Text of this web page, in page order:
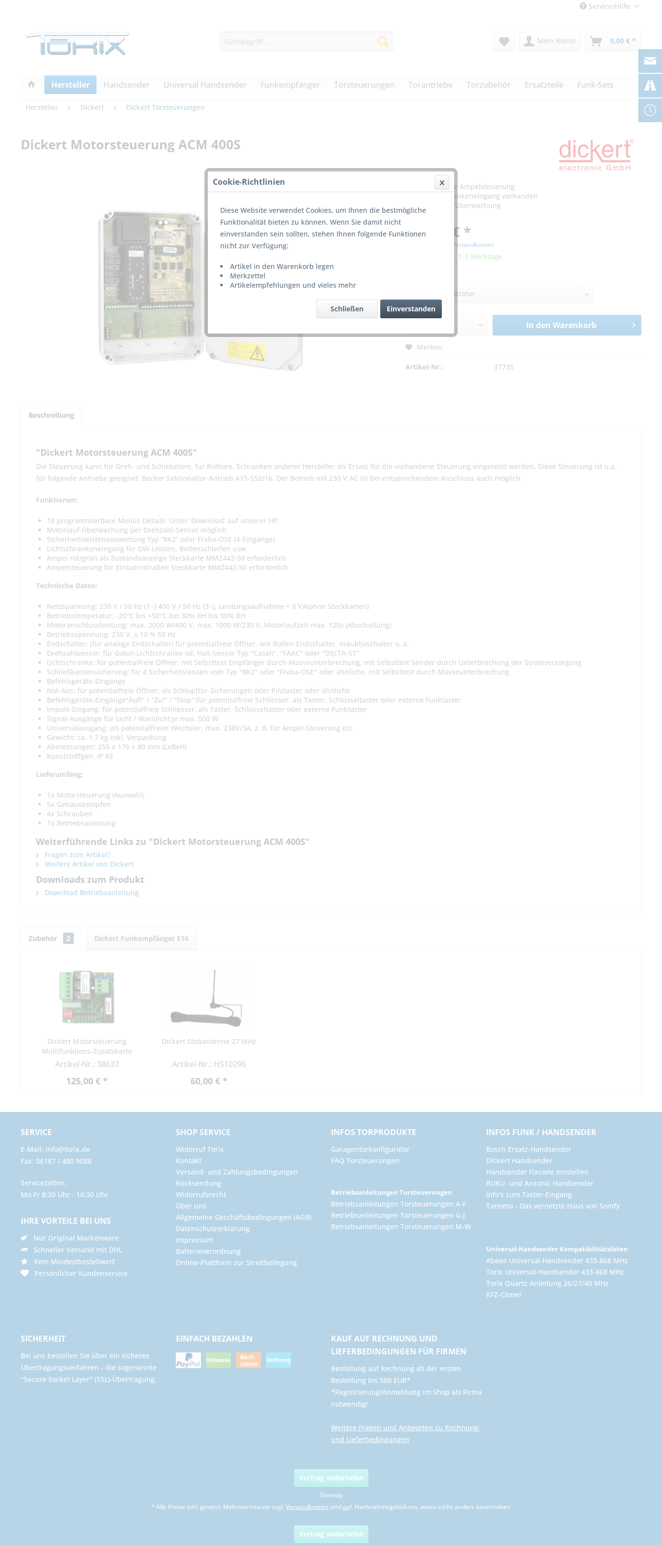
Service/Hilfe
Mein Konto 0,00 € *
Hersteller Handsender Universal Handsender Funkempfänger Torsteuerungen Torantriebe Torzubehör Ersatzteile Funk-Sets
Hersteller Dickert Dickert Torsteuerungen
Dickert Motorsteuerung ACM 400S
Integrierte Ampelsteuerung
Lichtschrankeneingang vorhanden
Motorlaufüberwachung
245,00 € *
zzgl. Versandkosten
Lieferzeit ca. 1-3 Werktage
In den Warenkorb
Merken
Artikel-Nr.: 37735
Beschreibung
"Dickert Motorsteuerung ACM 400S"
Die Steuerung kann für Dreh- und Schiebetore, für Rolltore, Schranken anderer Hersteller als Ersatz für die vorhandene Steuerung eingesetzt werden. Diese Steuerung ist u.a.
für folgende Antriebe geeignet: Becker Sektionaltor-Antrieb A15-S52/16. Der Betrieb mit 230 V AC ist bei entsprechendem Anschluss auch möglich.
Funktionen:
18 programmierbare Menüs Details: Unter 'Download' auf unserer HP
Motorlauf-Überwachung per Drehzahl-Sensor möglich
Sicherheitsleistenauswertung Typ “8K2” oder Fraba-OSE (4-Eingänge)
Lichtschrankeneingang für DW-Leisten, Bodenschleifen usw.
Ampel rot/grün als Zustandsanzeige Steckkarte MMZ442-50 erforderlich
Ampelsteuerung für Einbahnstraßen Steckkarte MMZ442-50 erforderlich
Technische Daten:
Netzspannung: 230 V / 50 Hz (1~) 400 V / 50 Hz (3~), Leistungsaufnahme < 8 VA(ohne Steckkarten)
Betriebstemperatur: -20°C bis +50°C bei 30% RH bis 90% RH
Motoranschlussleistung: max. 2000 W/400 V, max. 1000 W/230 V, Motorlaufzeit max. 120s (Abschaltung)
Betriebsspannung: 230 V, ± 10 % 50 Hz
Endschalter: (für analoge Endschalter) für potentialfreie Öffner, wie Rollen-Endschalter, Induktivschalter o. ä.
Drehzahlsensor: für Gabel-Lichtschranke od. Hall-Sensor Typ "Casali", "FAAC" oder "DSLTA-51”
Lichtschranke: für potentialfreie Öffner, mit Selbsttest Empfänger durch Masseunterbrechung, mit Selbsttest Sender durch Unterbrechung der Stromversorgung
Schließkantensicherung: für 4 Sicherheitsleisten vom Typ "8K2" oder "Fraba-OSE" oder ähnliche, mit Selbsttest durch Masseunterbrechung
Befehlsgeräte-Eingänge
Not-Aus: für potentialfreie Öffner, als Schlupftür-Sicherungen oder Pilztaster oder ähnliche
Befehlsgeräte-Eingänge"Auf!" / "Zu!" / "Stop":für potentialfreie Schliesser, als Taster, Schlüsseltaster oder externe Funktaster
Impuls-Eingang: für potentialfreie Schliesser, als Taster, Schlüsseltaster oder externe Funktaster
Signal-Ausgänge für Licht / Warnlicht:je max. 500 W
Universalausgang: als potentialfreier Wechsler, max. 230V/3A, z. B. für Ampel-Steuerung etc.
Gewicht: ca. 1,7 kg inkl. Verpackung
Abmessungen: 255 x 176 x 80 mm (LxBxH)
Kunststoffgeh. IP 65
Lieferumfang:
1x Motorsteuerung (Auswahl)
5x Gehäusestopfen
4x Schrauben
1x Betriebsanleitung
Weiterführende Links zu "Dickert Motorsteuerung ACM 400S"
Fragen zum Artikel?
Weitere Artikel von Dickert
Downloads zum Produkt
Download Betriebsanleitung
Zubehör 2 Dickert Funkempfänger E16
Dickert Motorsteuerung
Multifunktions-Zusatzkarte
MMZ442-50
Artikel-Nr.: 38637
125,00 € *
Dickert Stabantenne 27 MHz
Artikel-Nr.: HS10296
60,00 € *
SERVICE
E-Mail: info@torix.de
Fax: 06187 / 480 9088
Servicezeiten:
Mo-Fr 8:30 Uhr - 16:30 Uhr
IHRE VORTEILE BEI UNS
Nur Original Markenware
Schneller Versand mit DHL
Kein Mindestbestellwert
Persönlicher Kundenservice
SHOP SERVICE
Widerruf Torix
Kontakt
Versand- und Zahlungsbedingungen
Rücksendung
Widerrufsrecht
Über uns
Allgemeine Geschäftsbedingungen (AGB)
Datenschutzerklärung
Impressum
Batterieverordnung
Online-Plattform zur Streitbeilegung
INFOS TORPRODUKTE
Garagentorkonfigurator
FAQ Torsteuerungen
Betriebsanleitungen Torsteuerungen
Betriebsanleitungen Torsteuerungen A-F
Betriebsanleitungen Torsteuerungen G-J
Betriebsanleitungen Torsteuerungen M-W
INFOS FUNK / HANDSENDER
Bosch Ersatz-Handsender
Dickert Handsender
Handsender Fixcode einstellen
RUKU -und Ansonic Handsender
Info's zum Taster-Eingang
TaHoma - Das vernetzte Haus von Somfy
Universal-Handsender Kompatibilitätslisten
Abexo Universal-Handsender 433-868 MHz
Torix Universal-Handsender 433-868 MHz
Torix Quartz Anleitung 26/27/40 MHz
KFZ-Cloner
SICHERHEIT
Bei uns bestellen Sie über ein sicheres
Übertragungsverfahren - die sogenannte
"Secure Socket Layer" (SSL)-Übertragung.
EINFACH BEZAHLEN
KAUF AUF RECHNUNG UND
LIEFERBEDINGUNGEN FÜR FIRMEN
​Bestellung auf Rechnung ab der ersten
Bestellung bis 500 EUR*
*Registrierung/Anmeldung im Shop als Firma
notwendig!
Weitere Fragen und Antworten zu Rechnung-
und Lieferbedingungen
Vertrag widerrufen
Sitemap
* Alle Preise inkl. gesetzl. Mehrwertsteuer zzgl. Versandkosten und ggf. Nachnahmegebühren, wenn nicht anders beschrieben
Vertrag widerrufen
Cookie-Richtlinien
Diese Website verwendet Cookies, um Ihnen die bestmögliche
Funktionalität bieten zu können. Wenn Sie damit nicht
einverstanden sein sollten, stehen Ihnen folgende Funktionen
nicht zur Verfügung:
Artikel in den Warenkorb legen
Merkzettel
Artikelempfehlungen und vieles mehr
Einverstanden
Schließen